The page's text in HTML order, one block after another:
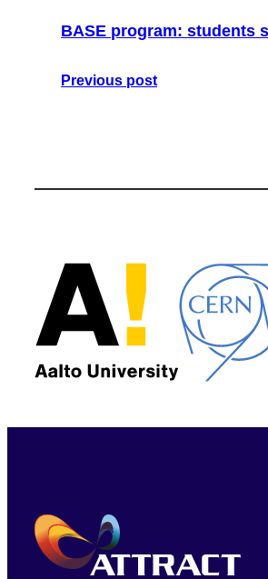
BASE program: students
Previous post